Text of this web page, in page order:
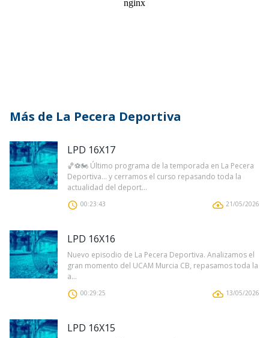
Más de La Pecera Deportiva
LPD 16X17
🏀⚽🏍️ Último programa de la temporada en La Pecera
Deportiva… y cerramos el curso repasando toda la
actualidad del deport...
00:23:43 21/05/2026
LPD 16X16
Nuevo episodio de La Pecera Deportiva. Analizamos el
gran momento del UCAM Murcia CB, repasamos toda la
a...
00:29:25 13/05/2026
LPD 16X15